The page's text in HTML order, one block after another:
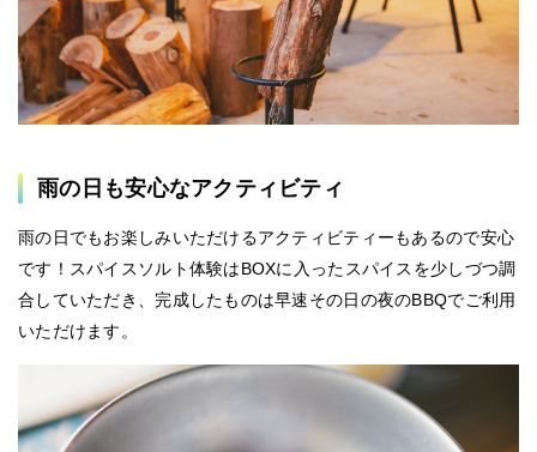
雨の日も安心なアクティビティ
雨の日でもお楽しみいただけるアクティビティーもあるので安心
です！スパイスソルト体験はBOXに入ったスパイスを少しづつ調
合していただき、完成したものは早速その日の夜のBBQでご利用
いただけます。